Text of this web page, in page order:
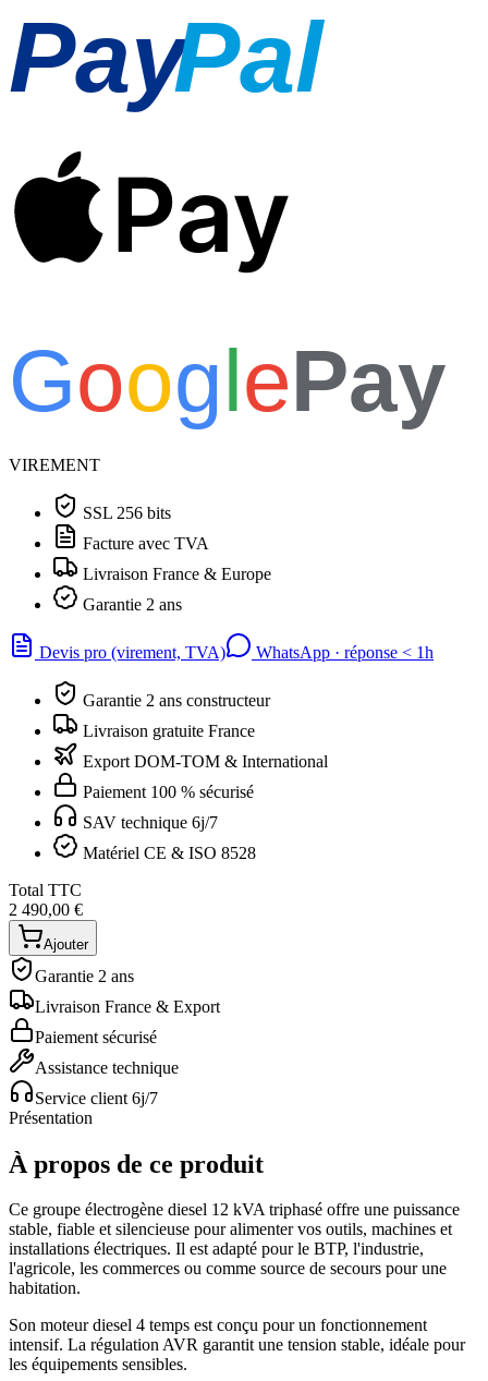
PayPal
Pay
GooglePay
VIREMENT
SSL 256 bits
Facture avec TVA
Livraison France & Europe
Garantie 2 ans
Devis pro (virement, TVA) WhatsApp · réponse < 1h
Garantie 2 ans constructeur
Livraison gratuite France
Export DOM-TOM & International
Paiement 100 % sécurisé
SAV technique 6j/7
Matériel CE & ISO 8528
Total TTC
2 490,00 €
Ajouter
Garantie 2 ans
Livraison France & Export
Paiement sécurisé
Assistance technique
Service client 6j/7
Présentation
À propos de ce produit
Ce groupe électrogène diesel 12 kVA triphasé offre une puissance
stable, fiable et silencieuse pour alimenter vos outils, machines et
installations électriques. Il est adapté pour le BTP, l'industrie,
l'agricole, les commerces ou comme source de secours pour une
habitation.
Son moteur diesel 4 temps est conçu pour un fonctionnement
intensif. La régulation AVR garantit une tension stable, idéale pour
les équipements sensibles.